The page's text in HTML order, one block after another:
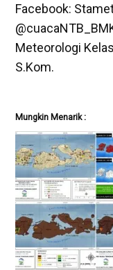
Facebook:
Meteorologi
S.Kom.
Mungkin Menarik :